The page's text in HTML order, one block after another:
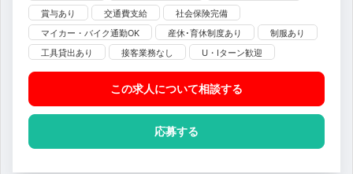
賞与あり
交通費支給
社会保険完備
マイカー・バイク通勤OK
産休･育休制度あり
制服あり
工具貸出あり
接客業務なし U・Iターン歓迎
この求人について相談する
応募する